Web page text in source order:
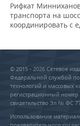
Рифкат
транспорта на
координировать с
© 2015 - 2026 Сетевое
Федеральной службой
технологий и массовых
регистрационный номер
свидетельство Эл № ФС
Использование